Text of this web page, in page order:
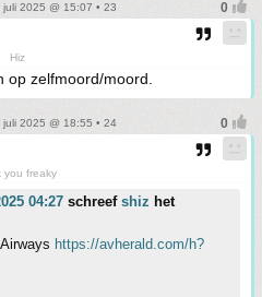
2025 @ 15:07 • 23
Hiz
op zelfmoord/moord.
juli 2025 @ 18:55 • 24
you freaky
04:27 schreef shiz het
https://avherald.com/h?